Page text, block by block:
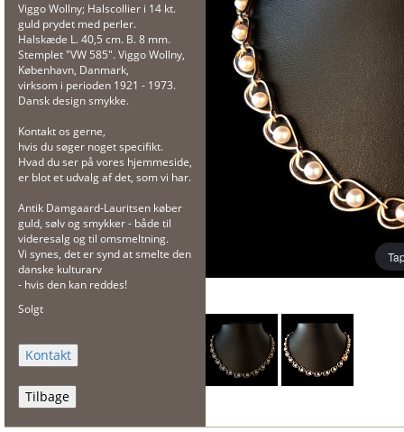
Viggo Wollny; Halscollier i 14 kt.
guld prydet med perler.
Halskæde L. 40,5 cm. B. 8 mm.
Stemplet "VW 585". Viggo Wollny,
København, Danmark,
virksom i perioden 1921 - 1973.
Dansk design smykke.
Kontakt os gerne,
hvis du søger noget specifikt.
Hvad du ser på vores hjemmeside,
er blot et udvalg af det, som vi har.
Antik Damgaard-Lauritsen køber
guld, sølv og smykker - både til
videresalg og til omsmeltning.
Vi synes, det er synd at smelte den
danske kulturarv
- hvis den kan reddes!
Solgt
Tilbage